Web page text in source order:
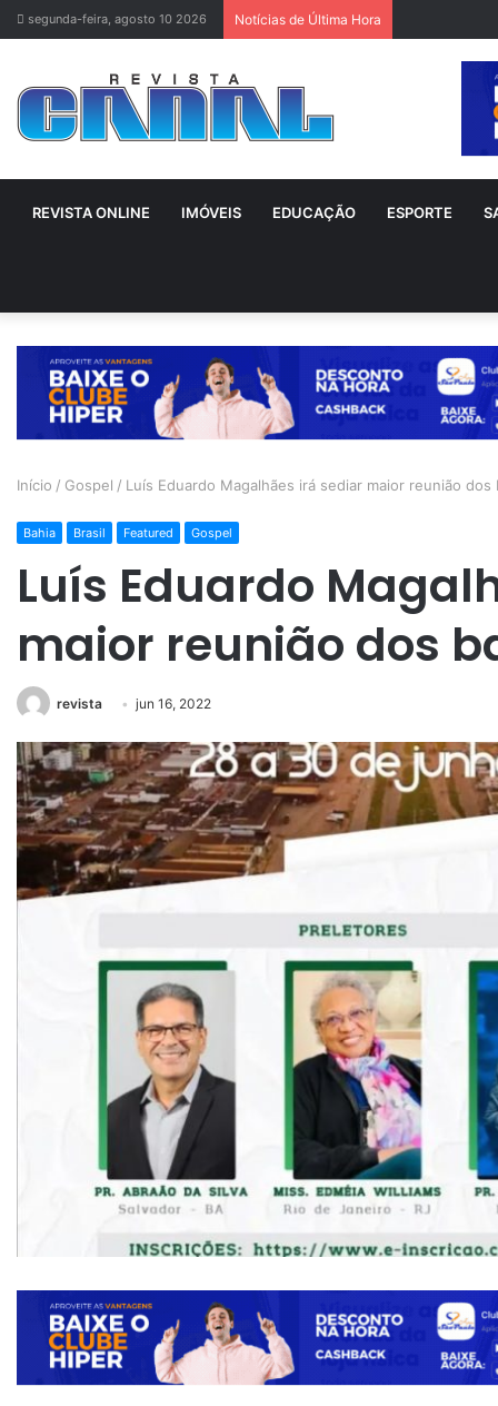
segunda-feira, agosto 10 2026 Notícias de Última Hora
REVISTA ONLINE IMÓVEIS EDUCAÇÃO ESPORTE
Início / Gospel / Luís Eduardo Magalhães irá sediar maior reunião dos
Bahia Brasil Featured Gospel
Luís Eduardo
maior reunião dos
revista jun 16, 2022